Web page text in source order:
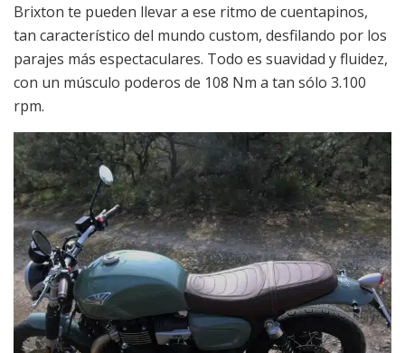
Brixton te pueden llevar a ese ritmo de cuentapinos,
tan característico del mundo custom, desfilando por los
parajes más espectaculares. Todo es suavidad y fluidez,
con un músculo poderos de 108 Nm a tan sólo 3.100
rpm.